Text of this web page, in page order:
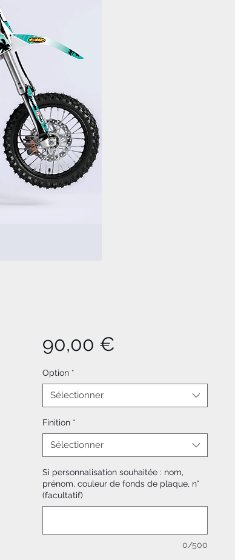
90,00 €
Option *
Sélectionner
Finition *
Sélectionner
Si personnalisation souhaitée : nom,
prénom, couleur de fonds de plaque, n°
(facultatif)
0/500